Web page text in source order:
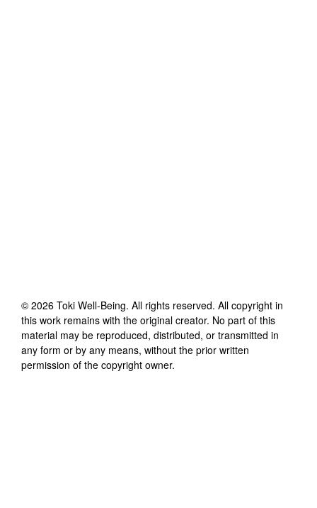
© 2026 Toki Well-Being. All rights reserved. All copyright in
this work remains with the original creator. No part of this
material may be reproduced, distributed, or transmitted in
any form or by any means, without the prior written
permission of the copyright owner.